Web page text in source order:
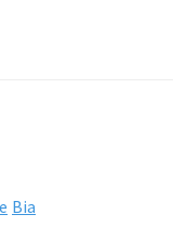
Bia